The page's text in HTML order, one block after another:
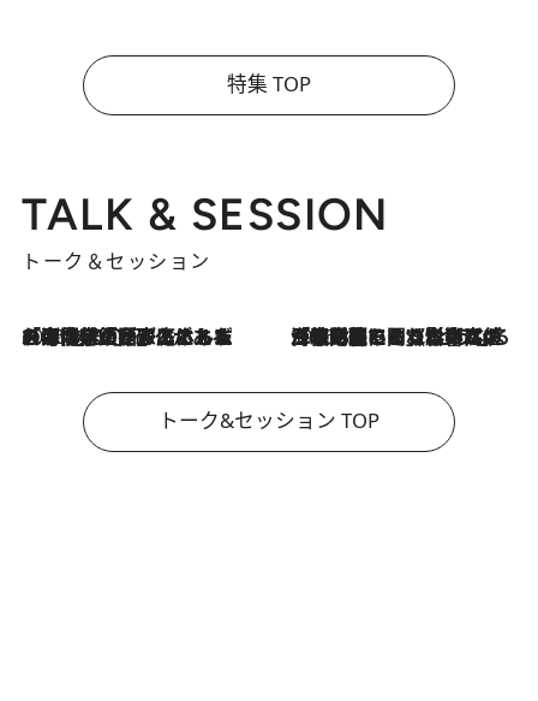
特集 TOP
TALK & SESSION
トーク＆セッション
2026.8.3
「今後値上げがあるとすれば…」「リスクがあるのは今年の冬」エネルギー専門家が語る、ホルムズ海峡封鎖が家庭にもたらす“ある心配” 2026.8.3
「住宅建てられない…」「サーチャージ料の高値が続いている」ホルムズ海峡封鎖による影響はいつまで続く？《エネルギー専門家に聞く“どうなる日本の暮らし”》
トーク&セッション TOP